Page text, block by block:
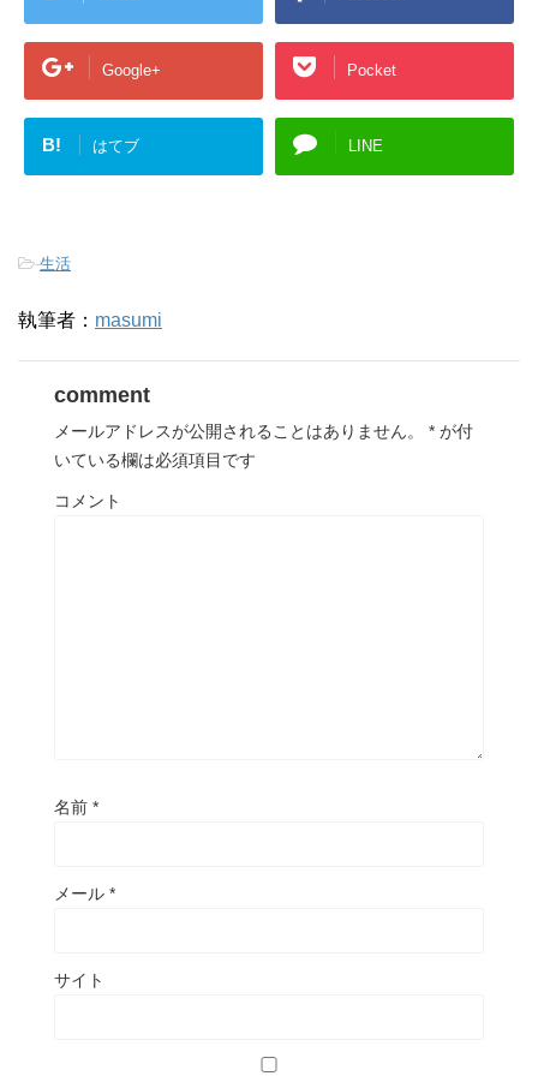
Google+ Pocket
B! はてブ LINE
-生活
執筆者： masumi
comment
メールアドレスが公開されることはありません。 * が付
いている欄は必須項目です
コメント
名前 *
メール *
サイト